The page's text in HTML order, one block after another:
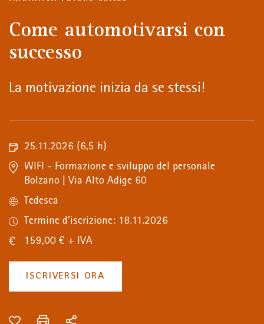
Come automotivarsi con
successo
La motivazione inizia da se stessi!
25.11.2026 (6,5 h)
WIFI - Formazione e sviluppo del personale
Bolzano | Via Alto Adige 60
Tedesca
Termine d'iscrizione: 18.11.2026
159,00 € + IVA
ISCRIVERSI ORA